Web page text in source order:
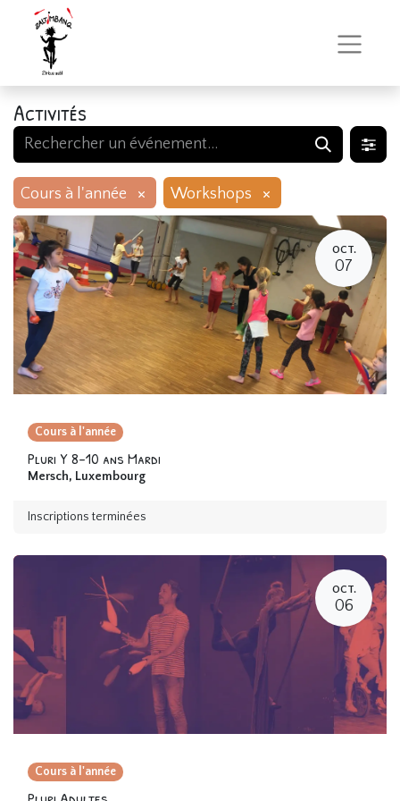
Activités
Cours à l'année × Workshops ×
OCT.
07
Cours à l'année
Pluri Y 8-10 ans Mardi
Mersch, Luxembourg
Inscriptions terminées
OCT.
06
Cours à l'année